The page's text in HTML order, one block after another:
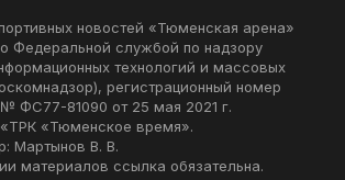
новостей «Тюменская арена»
Федеральной службой по надзору
технологий и массовых
регистрационный номер
ФС77-81090 от 25 мая 2021 г.
«Тюменское время».
Мартынов В. В.
материалов ссылка обязательна.